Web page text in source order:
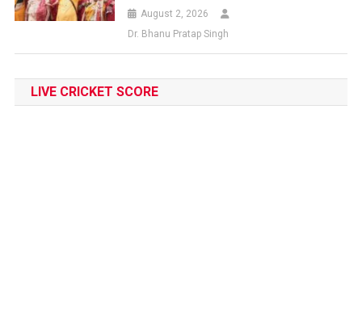
August 2, 2026
Dr. Bhanu Pratap Singh
LIVE CRICKET SCORE